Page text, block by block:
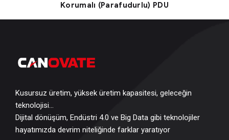
Korumalı (Parafudurlu) PDU
Kusursuz üretim, yüksek üretim kapasitesi, geleceğin
teknolojisi…
Dijital dönüşüm, Endüstri 4.0 ve Big Data gibi teknolojiler
hayatımızda devrim niteliğinde farklar yaratıyor